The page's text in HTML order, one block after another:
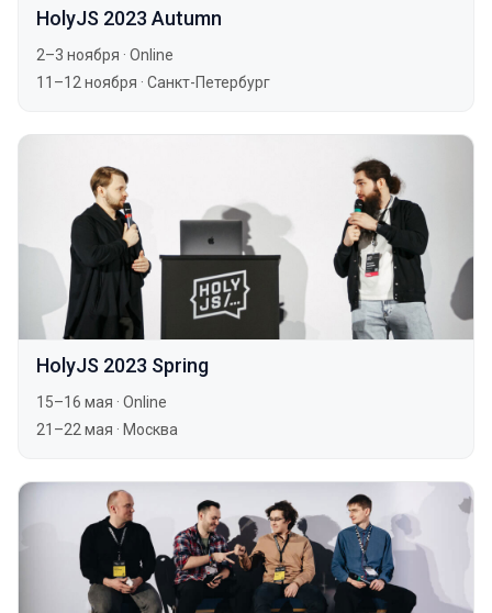
HolyJS 2023 Autumn
2–3 ноября · Online
11–12 ноября · Санкт-Петербург
HolyJS 2023 Spring
15–16 мая · Online
21–22 мая · Москва